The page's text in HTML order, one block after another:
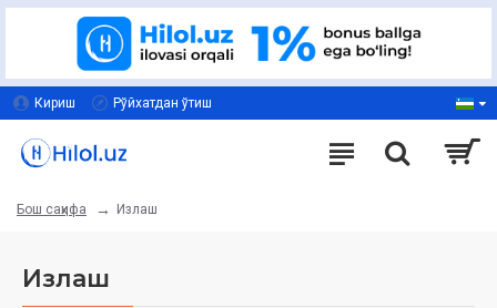
Кириш Рўйхатдан ўтиш
Бош саҳифа Излаш
Излаш